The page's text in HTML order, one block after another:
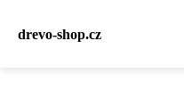
drevo-shop.cz